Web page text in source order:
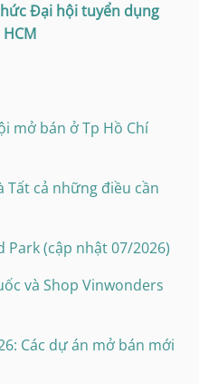
Đại hội tuyển dụng
mở bán ở Tp Hồ Chí
Tất cả những điều cần
Park (cập nhật 07/2026)
và Shop Vinwonders
Các dự án mở bán mới